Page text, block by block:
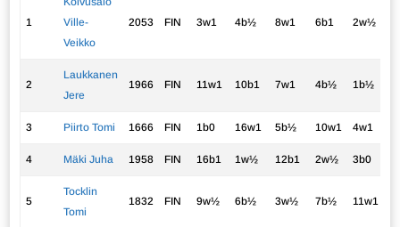
1
Ville-
Veikko
2053 FIN 3w1 4b½ 8w1 6b1 2w½
2
Laukkanen
Jere
1966 FIN 11w1 10b1 7w1 4b½ 1b½
3 Piirto Tomi 1666 FIN 1b0 16w1 5b½ 10w1 4w1
4 Mäki Juha 1958 FIN 16b1 1w½ 12b1 2w½ 3b0
5
Tocklin
Tomi
1832 FIN 9w½ 6b½ 3w½ 7b½ 11w1